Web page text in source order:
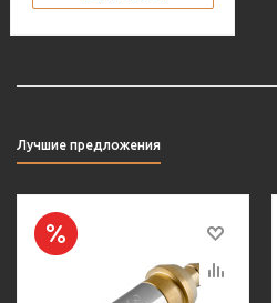
Лучшие предложения